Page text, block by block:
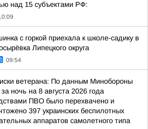
над 15 субъектами РФ:
с горкой приехала к школе-садику в
Липецкого округа
09:54
ветерана: По данным Минобороны
ночь на 8 августа 2026 года
ПВО было перехвачено и
397 украинских беспилотных
аппаратов самолетного типа